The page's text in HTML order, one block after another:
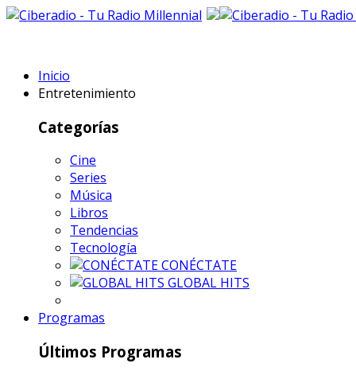
Inicio
Entretenimiento
Categorías
Cine
Series
Música
Libros
Tendencias
Tecnología
CONÉCTATE
GLOBAL HITS
Programas
Últimos Programas